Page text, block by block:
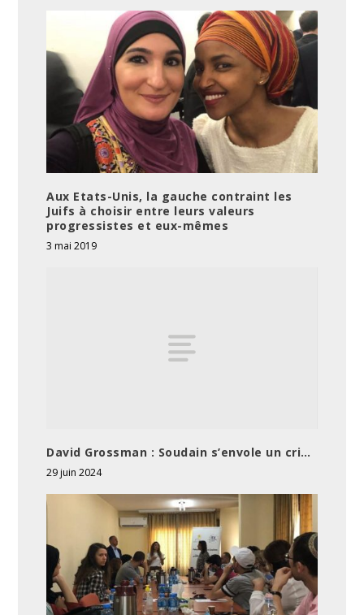
Aux Etats-Unis, la gauche contraint les
Juifs à choisir entre leurs valeurs
progressistes et eux-mêmes
3 mai 2019
David Grossman : Soudain s’envole un cri…
29 juin 2024